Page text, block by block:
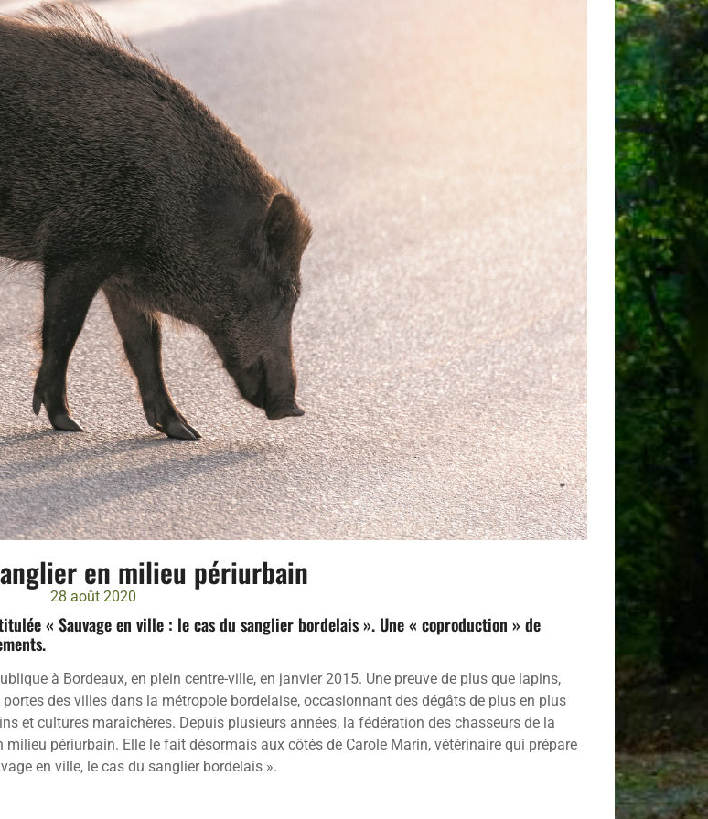
en milieu périurbain
28 août 2020
« Sauvage en ville : le cas du sanglier bordelais ». Une « coproduction » de
à Bordeaux, en plein centre-ville, en janvier 2015. Une preuve de plus que lapins,
des villes dans la métropole bordelaise, occasionnant des dégâts de plus en plus
et cultures maraîchères. Depuis plusieurs années, la fédération des chasseurs de la
périurbain. Elle le fait désormais aux côtés de Carole Marin, vétérinaire qui prépare
en ville, le cas du sanglier bordelais ».